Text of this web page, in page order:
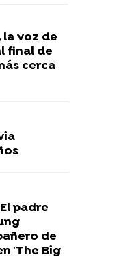
voz de
final de
cerca
padre
de
'The Big